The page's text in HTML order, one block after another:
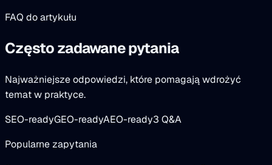
FAQ do artykułu
Często zadawane pytania
Najważniejsze odpowiedzi, które pomagają wdrożyć
temat w praktyce.
SEO-readyGEO-readyAEO-ready3 Q&A
Popularne zapytania